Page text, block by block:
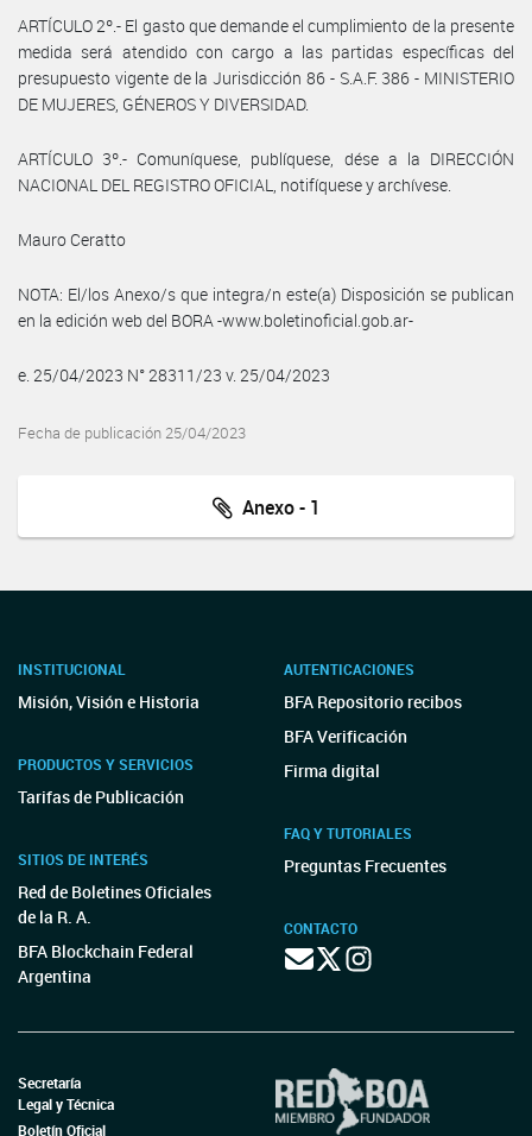
ARTÍCULO 2º.- El gasto que demande el cumplimiento de la presente
medida será atendido con cargo a las partidas específicas del
presupuesto vigente de la Jurisdicción 86 - S.A.F. 386 - MINISTERIO
DE MUJERES, GÉNEROS Y DIVERSIDAD.
ARTÍCULO 3º.- Comuníquese, publíquese, dése a la DIRECCIÓN
NACIONAL DEL REGISTRO OFICIAL, notifíquese y archívese.
Mauro Ceratto
NOTA: El/los Anexo/s que integra/n este(a) Disposición se publican
en la edición web del BORA -www.boletinoficial.gob.ar-
e. 25/04/2023 N° 28311/23 v. 25/04/2023
Fecha de publicación 25/04/2023
Anexo - 1
INSTITUCIONAL
Misión, Visión e Historia
PRODUCTOS Y SERVICIOS
Tarifas de Publicación
SITIOS DE INTERÉS
Red de Boletines Oficiales
de la R. A.
BFA Blockchain Federal
Argentina
AUTENTICACIONES
BFA Repositorio recibos
BFA Verificación
Firma digital
FAQ Y TUTORIALES
Preguntas Frecuentes
CONTACTO
Secretaría
Legal y Técnica
Boletín Oficial